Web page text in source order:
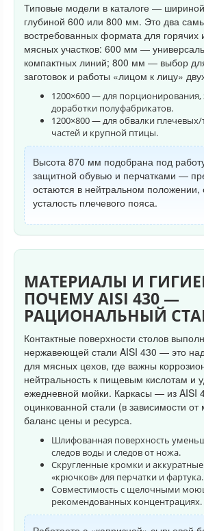
Типовые модели в каталоге —
глубиной 600 или 800 мм. Это два
востребованных формата для горячих
мясных участков: 600 мм —
компактных линий; 800 мм — выбор
заготовок и работы «лицом к лицу»
1200×600 — для порционирования,
доработки полуфабрикатов.
1200×800 — для обвалки
частей и крупной птицы.
Высота 870 мм подобрана под
защитной обувью и перчатками —
остаются в нейтральном положении,
усталость плечевого пояса.
МАТЕРИАЛЫ И
ПОЧЕМУ AISI 430 —
РАЦИОНАЛЬНЫЙ
Контактные поверхности столов
нержавеющей стали AISI 430 — это
для мясных цехов, где важны
нейтральность к пищевым кислотам и
ежедневной мойки. Каркасы — из AISI
оцинкованной стали (в зависимости
баланс цены и ресурса.
Шлифованная поверхность
следов воды и следов от ножа.
Скругленные кромки и
«крючков» для перчатки и фартука.
Совместимость с щелочными
рекомендованных концентрациях.